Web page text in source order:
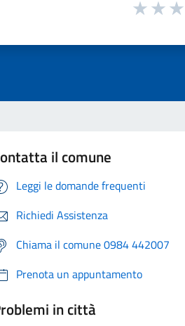
il comune
Leggi le domande frequenti
Richiedi Assistenza
Chiama il comune 0984 442007
Prenota un appuntamento
in città